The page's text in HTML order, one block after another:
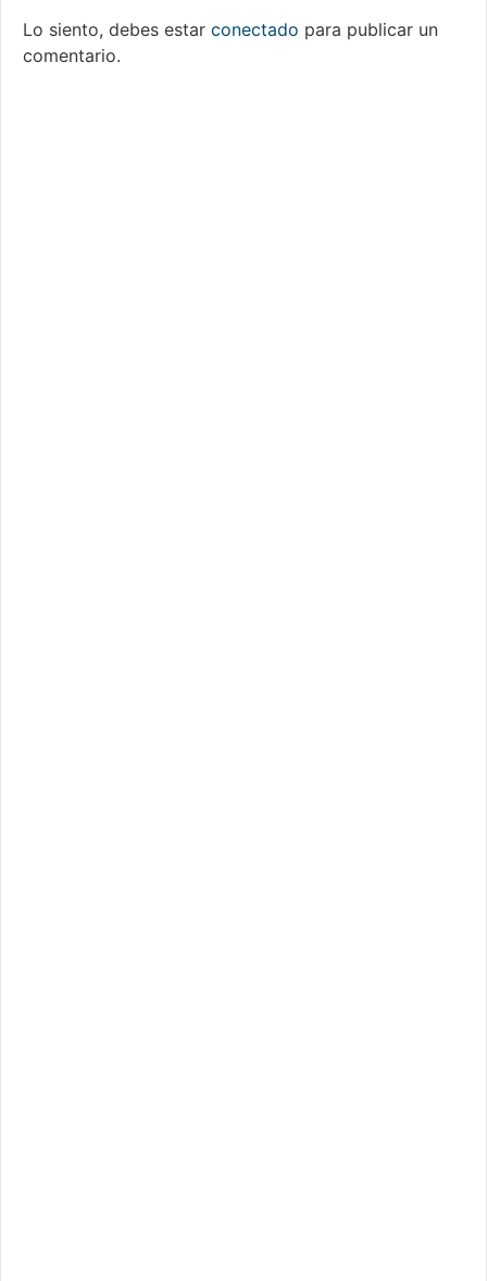
Lo siento, debes estar conectado para publicar un
comentario.